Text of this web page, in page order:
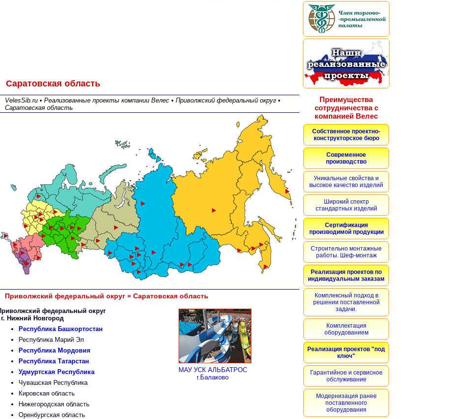
Саратовская область
VelesSib.ru • Реализованные проекты компании Велес • Приволжский федеральный округ •
Саратовская область
Приволжский федеральный округ » Саратовская область
федеральный округ
г. Нижний Новгород
Республика Башкортостан
Республика Марий Эл
Республика Мордовия
Республика Татарстан
Удмуртская Республика
Чувашская Республика
Кировская область
Нижегородская область
Оренбургская область
МАУ УСК АЛЬБАТРОС
г.Балаково
Преимущества
сотрудничества с
компанией Велес
Собственное проектно-
конструкторское бюро
Современное
производство
Уникальные свойства и
высокое качество изделий
Широкий спектр
стандартных изделий
Сертификация
производимой продукции
Строительно монтажные
работы. Шеф-монтаж
Реализация проектов по
индивидуальным заказам
Комплексный подход в
решении поставленной
задачи.
Комплектация
оборудованием
Реализация проектов "под
ключ"
Гарантийное и сервисное
обслуживание
Модернизация ранее
поставленного
оборудования